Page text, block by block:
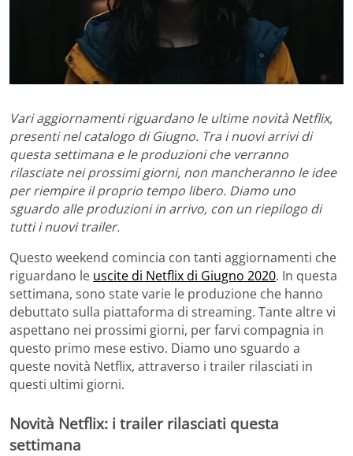
Vari aggiornamenti riguardano le ultime novità Netflix,
presenti nel catalogo di Giugno. Tra i nuovi arrivi di
questa settimana e le produzioni che verranno
rilasciate nei prossimi giorni, non mancheranno le idee
per riempire il proprio tempo libero. Diamo uno
sguardo alle produzioni in arrivo, con un riepilogo di
tutti i nuovi trailer.
Questo weekend comincia con tanti aggiornamenti che
riguardano le uscite di Netflix di Giugno 2020. In questa
settimana, sono state varie le produzione che hanno
debuttato sulla piattaforma di streaming. Tante altre vi
aspettano nei prossimi giorni, per farvi compagnia in
questo primo mese estivo. Diamo uno sguardo a
queste novità Netflix, attraverso i trailer rilasciati in
questi ultimi giorni.
Novità Netflix: i trailer rilasciati questa
settimana